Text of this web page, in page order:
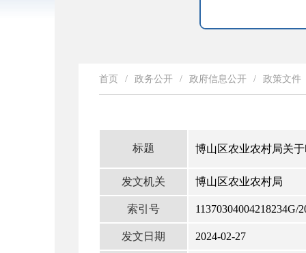
首页 / 政务公开 / 政府信息公开 / 政策文件
标题 博山区农业农村局关
发文机关 博山区农业农村局
索引号 11370304004218234G/
发文日期 2024-02-27